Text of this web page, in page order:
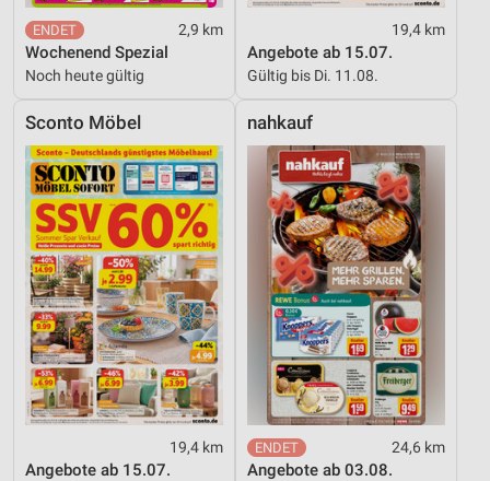
2,9 km
Wochenend Spezial
Noch heute gültig
19,4 km
Angebote ab 15.07.
Gültig bis Di. 11.08.
Sconto Möbel
19,4 km
Angebote ab 15.07.
nahkauf
24,6 km
Angebote ab 03.08.